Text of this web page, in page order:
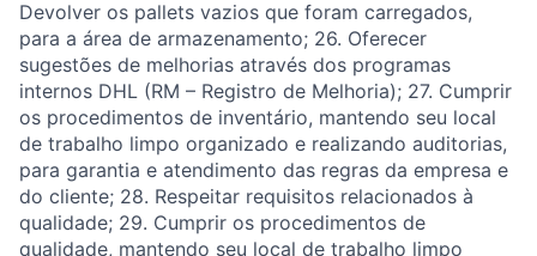
Devolver os pallets vazios que foram carregados,
para a área de armazenamento; 26. Oferecer
sugestões de melhorias através dos programas
internos DHL (RM – Registro de Melhoria); 27. Cumprir
os procedimentos de inventário, mantendo seu local
de trabalho limpo organizado e realizando auditorias,
para garantia e atendimento das regras da empresa e
do cliente; 28. Respeitar requisitos relacionados à
qualidade; 29. Cumprir os procedimentos de
qualidade, mantendo seu local de trabalho limpo